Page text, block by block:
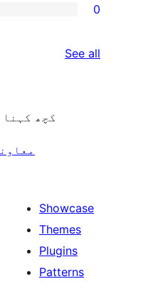
0
See all
کچھ
Showcase
Themes
Plugins
Patterns